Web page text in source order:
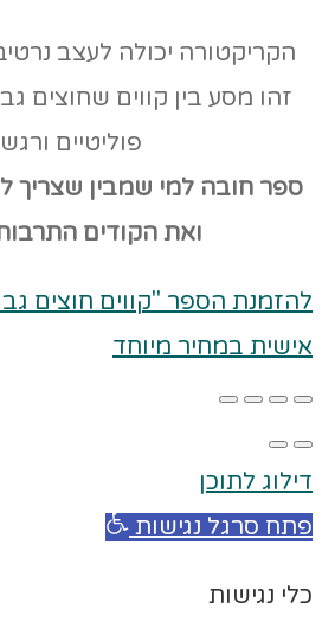
הקריקטורה יכולה לעצב
זהו מסע בין קווים שחוצים
פוליטיים
ספר חובה למי שמבין שצריך
ואת הקודים
להזמנת הספר "קווים חוצים
אישית במחיר מיוחד
דילוג לתוכן
פתח סרגל נגישות
כלי נגישות